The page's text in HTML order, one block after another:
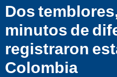
Dos
minutos de
registraron
Colombia